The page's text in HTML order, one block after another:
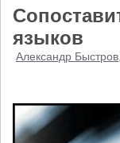
языков
Александр Быстров